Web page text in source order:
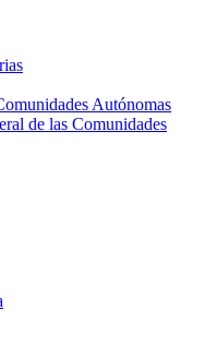
Autónomas
de las Comunidades